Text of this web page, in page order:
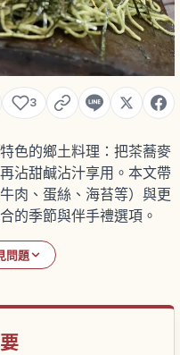
3
色的鄉土料理：把茶蕎麥
沾甜鹹沾汁享用。本文帶
肉、蛋絲、海苔等）與更
的季節與伴手禮選項。
問題